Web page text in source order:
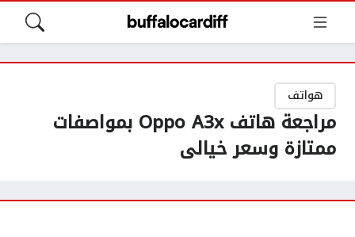
هواتف
مراجعة هاتف Oppo A3x بمواصفات
ممتازة وسعر خيالى